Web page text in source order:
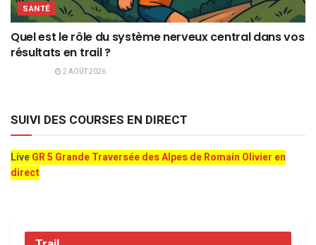
SANTÉ
Quel est le rôle du système nerveux central dans vos
résultats en trail ?
2 AOÛT 2026
SUIVI DES COURSES EN DIRECT
LiveGR 5 Grande Traversée des Alpes de Romain Olivier en
direct